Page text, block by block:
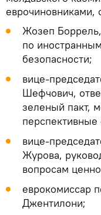
еврочиновниками,
Жозеп
по
безопасности;
вице-
Шефчович,
зеленый пакт,
вице-
Журова,
вопросам
еврокомиссар
Джентилони;